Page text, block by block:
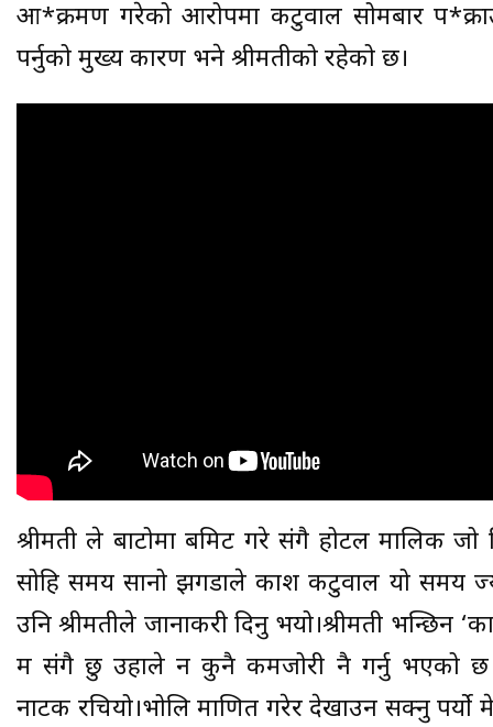
आ*क्रमण गरेको आरोपमा कटुवाल सोमबार
पर्नुको मुख्य कारण भने श्रीमतीको रहेको छ।
श्रीमती ले बाटोमा बमिट गरे संगै होटल मालिक जो
सोहि समय सानो झगडाले प्रकाश कटुवाल यो समय
उनि श्रीमतीले जानाकरी दिनु भयो।श्रीमती भन्छिन
म संगै छु उहाले न कुनै कमजोरी नै गर्नु भएको छ
नाटक रचियो।भोलि प्रमाणित गरेर देखाउन सक्नु